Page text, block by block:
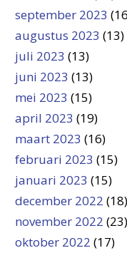
september 2023
augustus 2023 (13)
juli 2023 (13)
juni 2023 (13)
mei 2023 (15)
april 2023 (19)
maart 2023 (16)
februari 2023 (15)
januari 2023 (15)
december 2022 (18)
november 2022 (23)
oktober 2022 (17)